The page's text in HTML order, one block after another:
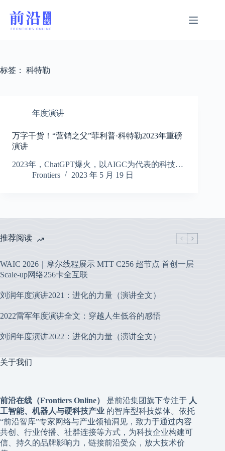
标签： 科特勒
年度演讲
万字干货！“营销之父”菲利普·科特勒2023年重磅
演讲
2023年，ChatGPT爆火，以AIGC为代表的科技…
Frontiers
2023 年 5 月 19 日
推荐阅读
WAIC 2026｜摩尔线程展示 MTT C256 超节点 首创一层
Scale-up网络256卡全互联
刘润年度演讲2021：进化的力量（演讲全文）
2022雷军年度演讲全文：穿越人生低谷的感悟
刘润年度演讲2022：进化的力量（演讲全文）
关于我们
前沿在线（Frontiers Online） 是前沿集团旗下专注于 人
工智能、机器人与硬科技产业 的智库型科技媒体。依托
“前沿智库”专家网络与产业领袖洞见，致力于通过内容
共创、行业传播、社群连接等方式，为科技企业构建可
信、持久的品牌影响力，链接前沿受众，放大技术价